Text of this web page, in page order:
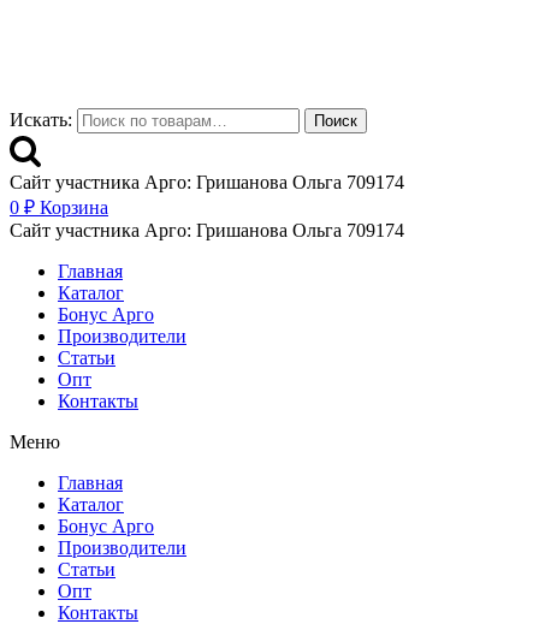
Искать: Поиск
Сайт участника Арго: Гришанова Ольга 709174
0 ₽ Корзина
Сайт участника Арго: Гришанова Ольга 709174
Главная
Каталог
Бонус Арго
Производители
Статьи
Опт
Контакты
Меню
Главная
Каталог
Бонус Арго
Производители
Статьи
Опт
Контакты